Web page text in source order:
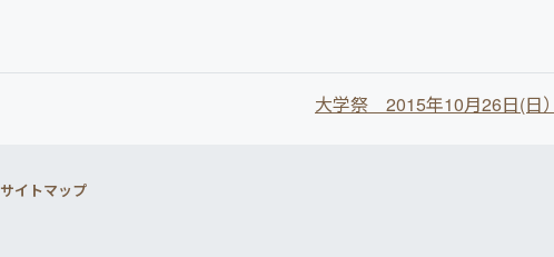
大学祭 2015年10月26日(日）
サイトマップ